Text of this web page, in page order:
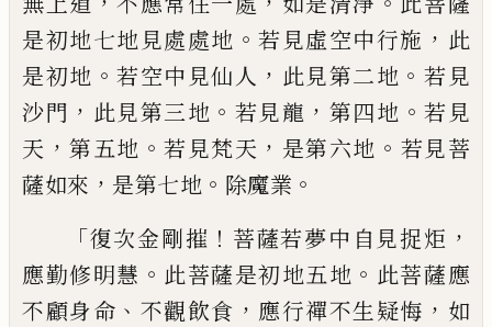
是初地七地見處處地 。若見虛空中行施 ， 此
是初地 。若空中見仙人 ， 此見第二地 。 若見
沙門 ， 此見第三地 。 若見龍 ， 第四地 。若見
天 ，第五地 。若見梵天 ， 是第六地 。 若見菩
薩如來 ， 是第七地 。 除魔業 。
「復次金剛摧 ！ 菩薩若夢中自見捉炬 ，
應勤修明慧 。 此菩薩是初地五地 。 此菩薩應
不顧身命 、 不觀飲食 ， 應行禪不生疑悔 ， 如